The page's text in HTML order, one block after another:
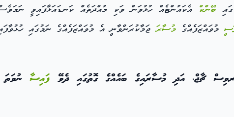
ގައިބޭންކް އެކައުންޓެއް ހުޅުވަން ވަކި މުއްދަތެއް ކަނޑައަޅާފައިވީ
މުވައްޒަފެއްގެ މުސާރަޖަމާކުރަންވާނީ އެ މުވައްޒަފެއްގެ ނަމުގައި
ޗާޖް، އަދި މުސާރައިގެ ބައެއްގެ ގޮތުގައި ދެވޭ ފައިސާނުވަތަ